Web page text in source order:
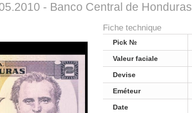
- Banco Central de Honduras
Fiche technique
Pick №
Valeur faciale
Devise
Eméteur
Date